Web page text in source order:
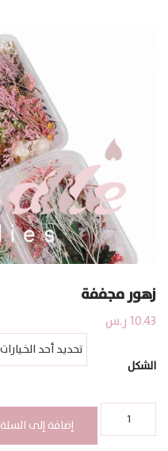
زهور مجففة
10.43 ر.س
الشكل
مجففة
إضافة إلى السلة